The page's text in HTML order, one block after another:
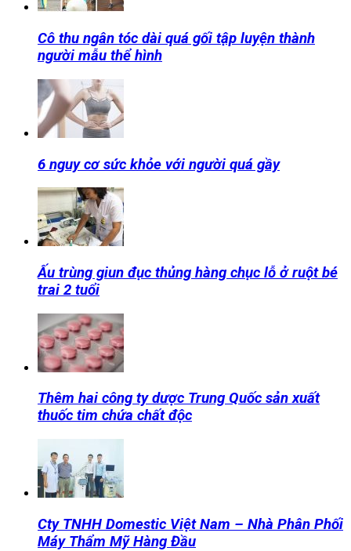
Cô thu ngân tóc dài quá gối tập luyện thành
người mẫu thể hình
6 nguy cơ sức khỏe với người quá gầy
Ấu trùng giun đục thủng hàng chục lỗ ở ruột bé
trai 2 tuổi
Thêm hai công ty dược Trung Quốc sản xuất
thuốc tim chứa chất độc
Cty TNHH Domestic Việt Nam – Nhà Phân Phối
Máy Thẩm Mỹ Hàng Đầu